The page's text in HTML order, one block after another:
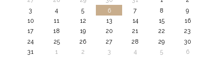
3
4 5 6 7 8
9
10
11 12 13 14 15
16
17
18 19 20 21 22
23
24
25 26 27 28 29
30
31
1 2 3 4 5 6